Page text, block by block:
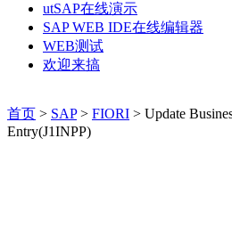
utSAP在线演示
SAP WEB IDE在线编辑器
WEB测试
欢迎来搞
首页 > SAP> FIORI > Update
Entry(J1INPP)